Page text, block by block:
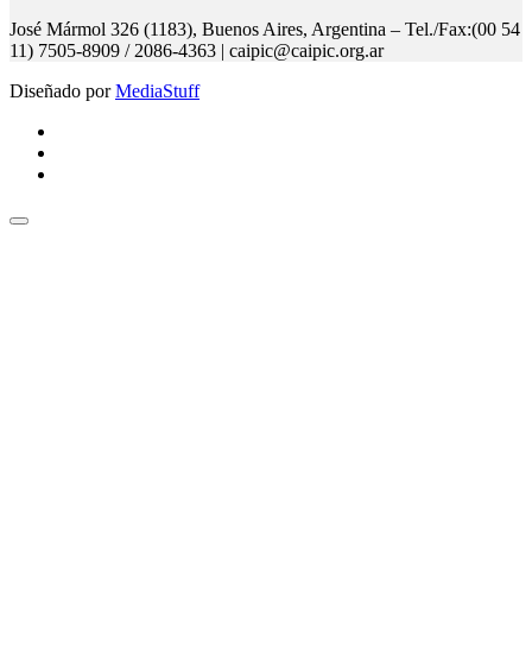
José Mármol 326 (1183), Buenos Aires, Argentina – Tel./Fax:(00 54
11) 7505-8909 / 2086-4363 | caipic@caipic.org.ar
Diseñado porMediaStuff